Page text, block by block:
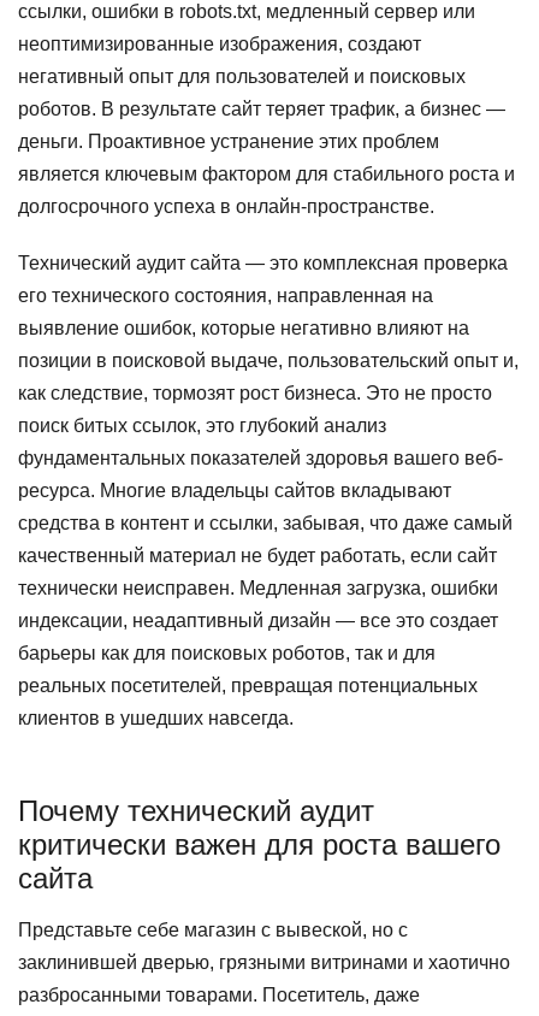
ссылки, ошибки в robots.txt, медленный сервер или
неоптимизированные изображения, создают
негативный опыт для пользователей и поисковых
роботов. В результате сайт теряет трафик, а бизнес —
деньги. Проактивное устранение этих проблем
является ключевым фактором для стабильного роста и
долгосрочного успеха в онлайн-пространстве.
Технический аудит сайта — это комплексная проверка
его технического состояния, направленная на
выявление ошибок, которые негативно влияют на
позиции в поисковой выдаче, пользовательский опыт и,
как следствие, тормозят рост бизнеса. Это не просто
поиск битых ссылок, это глубокий анализ
фундаментальных показателей здоровья вашего веб-
ресурса. Многие владельцы сайтов вкладывают
средства в контент и ссылки, забывая, что даже самый
качественный материал не будет работать, если сайт
технически неисправен. Медленная загрузка, ошибки
индексации, неадаптивный дизайн — все это создает
барьеры как для поисковых роботов, так и для
реальных посетителей, превращая потенциальных
клиентов в ушедших навсегда.
Почему технический аудит
критически важен для роста вашего
сайта
Представьте себе магазин с вывеской, но с
заклинившей дверью, грязными витринами и хаотично
разбросанными товарами. Посетитель, даже